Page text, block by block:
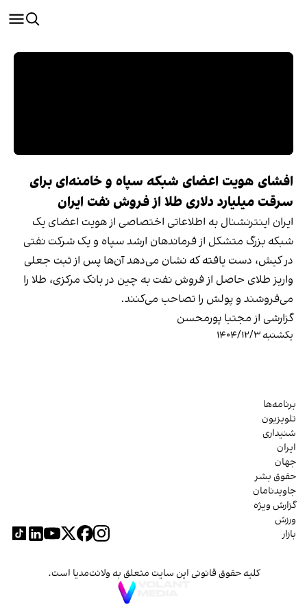
افشای هویت اعضای شبکه سپاه و خامنه‌ای برای
سرقت میلیارد دلاری طلا از فروش نفت ایران
ایران اینترنشنال به اطلاعاتی اختصاصی از هویت اعضای یک
شبکه بزرگ متشکل از فرماندهان ارشد سپاه و یک شرکت نفتی
در کیش، دست یافته که نشان می‌دهد آن‌ها پس از ثبت جعلی
واریز طلای حاصل از فروش نفت به چین در بانک مرکزی، طلا را
می‌فروشند و پولش را تصاحب می‌کنند.
گزارشی از مجتبا پورمحسن
یکشنبه ۱۴۰۴/۱۲/۳
برنامه‌ها
تلویزیون
شنیداری
ایران
جهان
حقوق بشر
جاویدنامان
گزارش ویژه
ورزش
بازار
کلیه حقوق قانونی این سایت متعلق به ولانت‌مدیا است.